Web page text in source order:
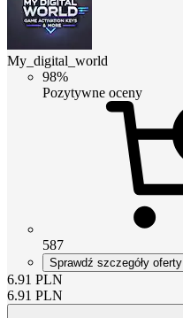
My_digital_world
98%
Pozytywne oceny
587
Sprawdź szczegóły oferty
6.91 PLN
6.91 PLN